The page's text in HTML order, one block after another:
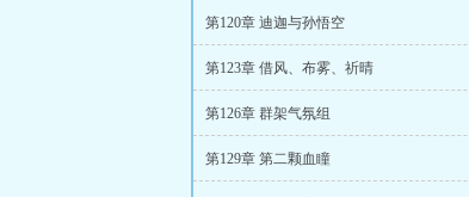
第120章 迪迦与孙悟空
第123章 借风、布雾、祈晴
第126章 群架气氛组
第129章 第二颗血瞳